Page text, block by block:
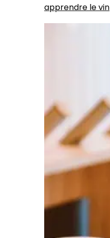
apprendre le vin